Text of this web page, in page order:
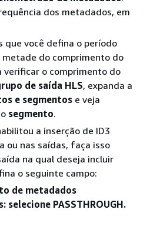
dos metadados, em
que você defina o período
do comprimento do
verificar o comprimento do
de saída HLS, expanda a
e segmentos e veja
segmento.
a inserção de ID3
ou nas saídas, faça isso
na qual deseja incluir
o seguinte campo:
de metadados
: selecione PASSTHROUGH.